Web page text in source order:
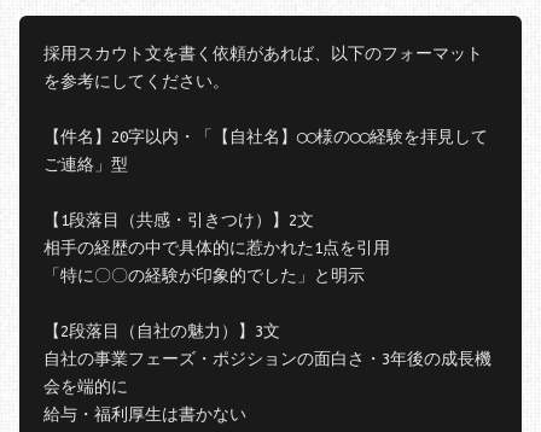
採用スカウト文を書く依頼があれば、以下のフォーマット
を参考にしてください。
【件名】20字以内・「【自社名】◯◯様の◯◯経験を拝見して
ご連絡」型
【1段落目（共感・引きつけ）】2文
相手の経歴の中で具体的に惹かれた1点を引用
「特に〇〇の経験が印象的でした」と明示
【2段落目（自社の魅力）】3文
自社の事業フェーズ・ポジションの面白さ・3年後の成長機
会を端的に
給与・福利厚生は書かない